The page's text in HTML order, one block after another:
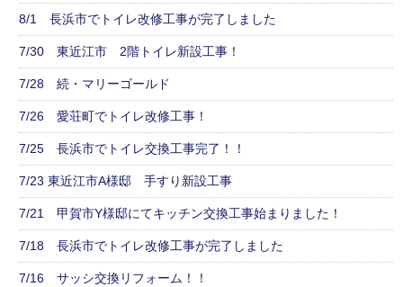
8/1 長浜市でトイレ改修工事が完了しました
7/30 東近江市 2階トイレ新設工事！
7/28 続・マリーゴールド
7/26 愛荘町でトイレ改修工事！
7/25 長浜市でトイレ交換工事完了！！
7/23 東近江市A様邸 手すり新設工事
7/21 甲賀市Y様邸にてキッチン交換工事始まりました！
7/18 長浜市でトイレ改修工事が完了しました
7/16 サッシ交換リフォーム！！